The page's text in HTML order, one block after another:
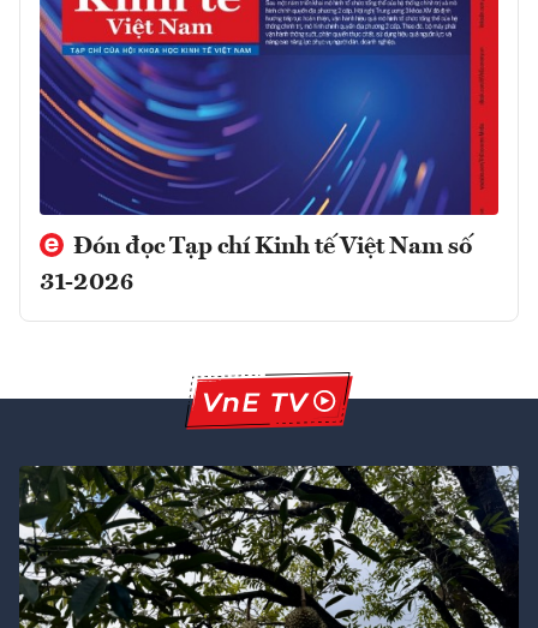
Đón đọc Tạp chí Kinh tế Việt Nam số
31-2026